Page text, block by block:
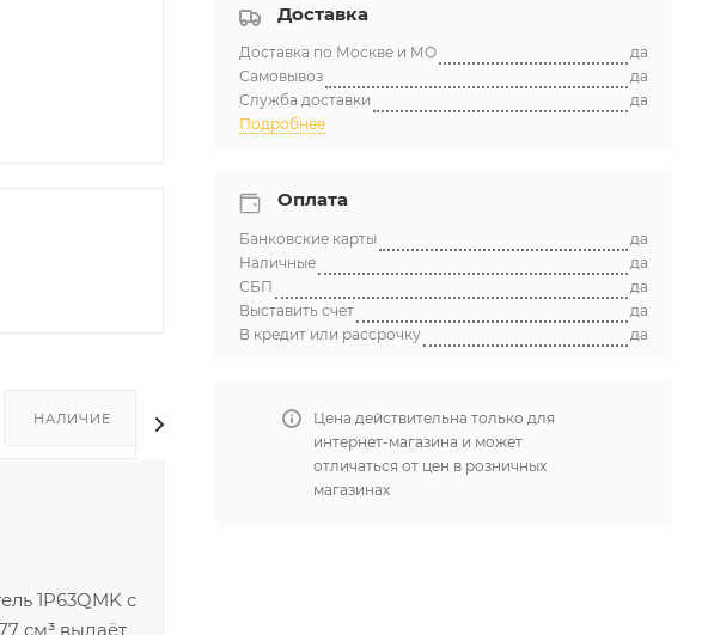
НАЛИЧИЕ ДОКУМЕНТЫ
1P63QMK с
см³ выдаёт
Доставка
Доставка по Москве и МО
да
Самовывоз
да
Служба доставки
да
Подробнее
Оплата
Банковские карты
да
Наличные
да
СБП
да
Выставить счет
да
В кредит или рассрочку
да
Цена действительна только для
интернет-магазина и может
отличаться от цен в розничных
магазинах